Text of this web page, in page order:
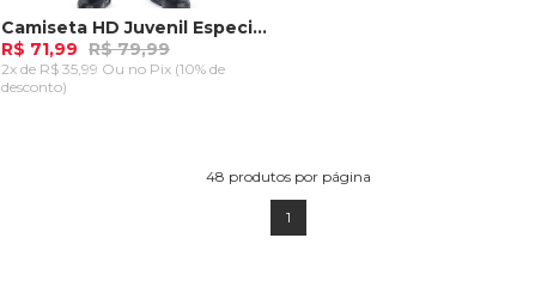
Camiseta HD Juvenil Especial Estampada Island Azul Marinho
R$ 71,99 R$ 79,99
2x de R$ 35,99 Ou no Pix (10% de
desconto)
48 produtos por página
1